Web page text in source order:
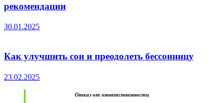
рекомендации
30.01.2025
Как улучшить сон и преодолеть бессонницу
23.02.2025
Отказ от ответственности